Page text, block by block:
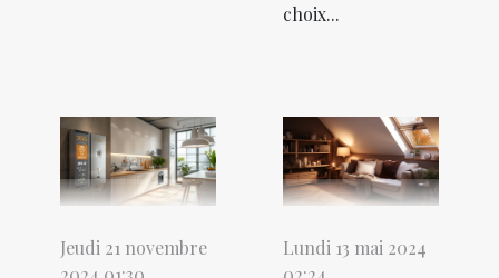
choix...
Jeudi 21 novembre
Lundi 13 mai 2024